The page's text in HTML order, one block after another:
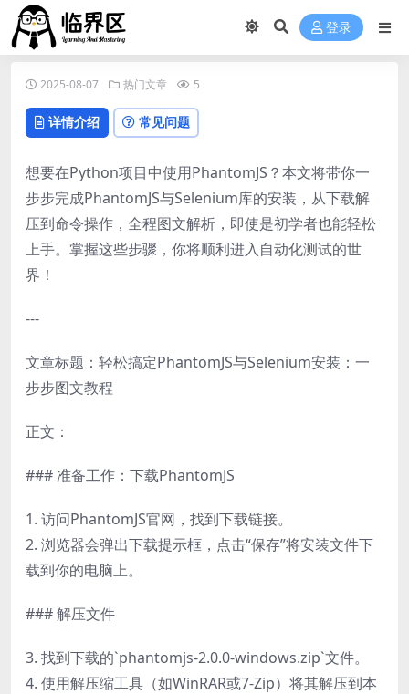
登录
2025-08-07 热门文章 5
详情介绍 常见问题
想要在Python项目中使用PhantomJS？本文将带你一
步步完成PhantomJS与Selenium库的安装，从下载解
压到命令操作，全程图文解析，即使是初学者也能轻松
上手。掌握这些步骤，你将顺利进入自动化测试的世
界！
---
文章标题：轻松搞定PhantomJS与Selenium安装：一
步步图文教程
正文：
### 准备工作：下载PhantomJS
1. 访问PhantomJS官网，找到下载链接。
2. 浏览器会弹出下载提示框，点击“保存”将安装文件下
载到你的电脑上。
### 解压文件
3. 找到下载的`phantomjs-2.0.0-windows.zip`文件。
4. 使用解压缩工具（如WinRAR或7-Zip）将其解压到本